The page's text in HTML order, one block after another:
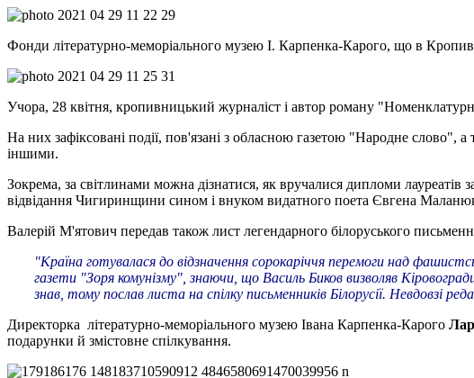
Фонди літературно-меморіального музею І. Карпенка-Карого, що в
Учора, 28 квітня, кропивницький журналіст і автор роману
На них зафіксовані події, пов'язані з обласною газетою "Народне
іншими.
Зокрема, за світлинами можна дізнатися, як вручалися дипломи
відвідання Чигиринщини сином і внуком видатного поета Євгена
Валерій М'ятович передав також лист легендарного білоруського
"Країна готувалася до відзначення сорокаріччя перемоги над
газети "Зоря комунізму", знаючи, що Василь Биков визволяв
знав, тому послав листа на спілку письменників Білорусії. Невдовзі
Директорка літературно-меморіального музею Івана Карпенка-Карого
подарунки й змістовне спілкування.